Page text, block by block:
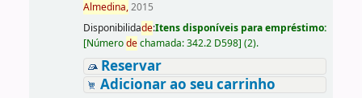
Almedina,2015
Disponibilidade:Itens disponíveis para empréstimo:
[Númerodechamada:342.2 D598] (2).
Reservar
Adicionar ao seu carrinho